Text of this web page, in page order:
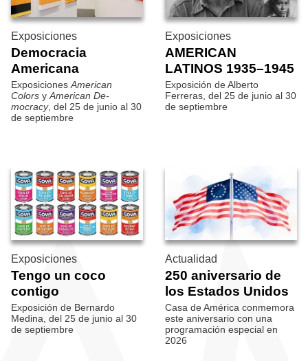
Exposiciones
Democracia
Americana
Exposiciones American
Colors y American De­
mocracy, del 25 de junio al 30
de septiembre
Exposiciones
AMERICAN
LATINOS 1935–1945
Exposición de Alberto
Ferreras, del 25 de junio al 30
de septiembre
Exposiciones
Tengo un coco
contigo
Exposición de Bernardo
Medina, del 25 de junio al 30
de septiembre
Actualidad
250 aniversario de
los Estados Unidos
Casa de América conmemora
este aniversario con una
programación especial en
2026